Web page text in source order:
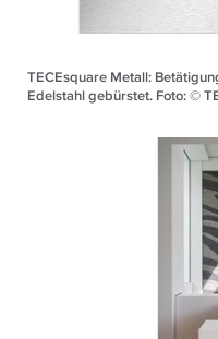
TECEsquare Metall:
Edelstahl gebürstet. Foto: ©